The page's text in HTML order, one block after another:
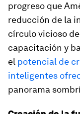
progreso que
reducción de la
círculo vicioso
capacitación y
el potencial de
inteligentes
panorama